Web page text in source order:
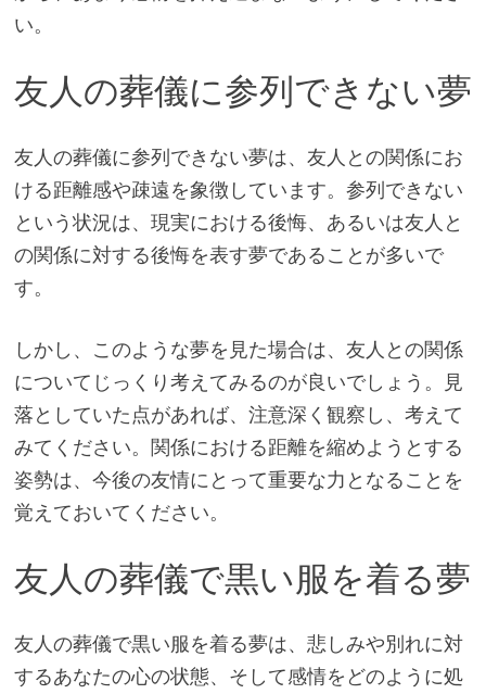
い。
友人の葬儀に参列できない夢
友人の葬儀に参列できない夢は、友人との関係にお
ける距離感や疎遠を象徴しています。参列できない
という状況は、現実における後悔、あるいは友人と
の関係に対する後悔を表す夢であることが多いで
す。
しかし、このような夢を見た場合は、友人との関係
についてじっくり考えてみるのが良いでしょう。見
落としていた点があれば、注意深く観察し、考えて
みてください。関係における距離を縮めようとする
姿勢は、今後の友情にとって重要な力となることを
覚えておいてください。
友人の葬儀で黒い服を着る夢
友人の葬儀で黒い服を着る夢は、悲しみや別れに対
するあなたの心の状態、そして感情をどのように処